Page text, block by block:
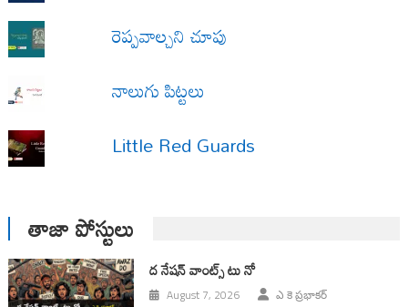
రెప్పవాల్చని చూపు
నాలుగు పిట్టలు
Little Red Guards
తాజా పోస్టులు
ద నేషన్ వాంట్స్ టు నో
August 7, 2026 ఎ కె ప్రభాకర్